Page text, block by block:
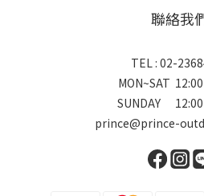
聯絡我
TEL : 02-
MON~SAT
SUNDAY 12:00
prince@prince-